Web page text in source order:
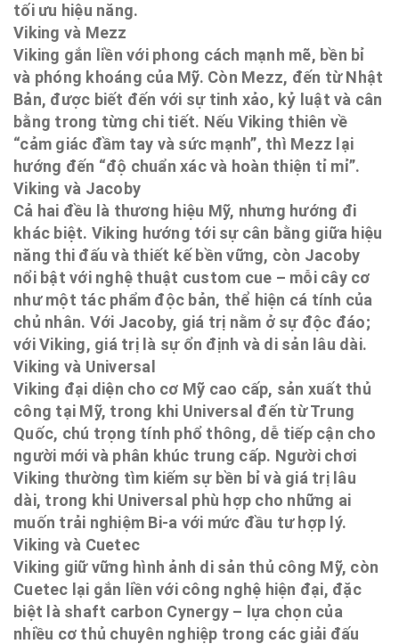
tối ưu hiệu năng.
Viking và Mezz
Viking gắn liền với phong cách mạnh mẽ, bền bỉ
và phóng khoáng của Mỹ. Còn Mezz, đến từ Nhật
Bản, được biết đến với sự tinh xảo, kỷ luật và cân
bằng trong từng chi tiết. Nếu Viking thiên về
“cảm giác đầm tay và sức mạnh”, thì Mezz lại
hướng đến “độ chuẩn xác và hoàn thiện tỉ mỉ”.
Viking và Jacoby
Cả hai đều là thương hiệu Mỹ, nhưng hướng đi
khác biệt. Viking hướng tới sự cân bằng giữa hiệu
năng thi đấu và thiết kế bền vững, còn Jacoby
nổi bật với nghệ thuật custom cue – mỗi cây cơ
như một tác phẩm độc bản, thể hiện cá tính của
chủ nhân. Với Jacoby, giá trị nằm ở sự độc đáo;
với Viking, giá trị là sự ổn định và di sản lâu dài.
Viking và Universal
Viking đại diện cho cơ Mỹ cao cấp, sản xuất thủ
công tại Mỹ, trong khi Universal đến từ Trung
Quốc, chú trọng tính phổ thông, dễ tiếp cận cho
người mới và phân khúc trung cấp. Người chơi
Viking thường tìm kiếm sự bền bỉ và giá trị lâu
dài, trong khi Universal phù hợp cho những ai
muốn trải nghiệm Bi-a với mức đầu tư hợp lý.
Viking và Cuetec
Viking giữ vững hình ảnh di sản thủ công Mỹ, còn
Cuetec lại gắn liền với công nghệ hiện đại, đặc
biệt là shaft carbon Cynergy – lựa chọn của
nhiều cơ thủ chuyên nghiệp trong các giải đấu